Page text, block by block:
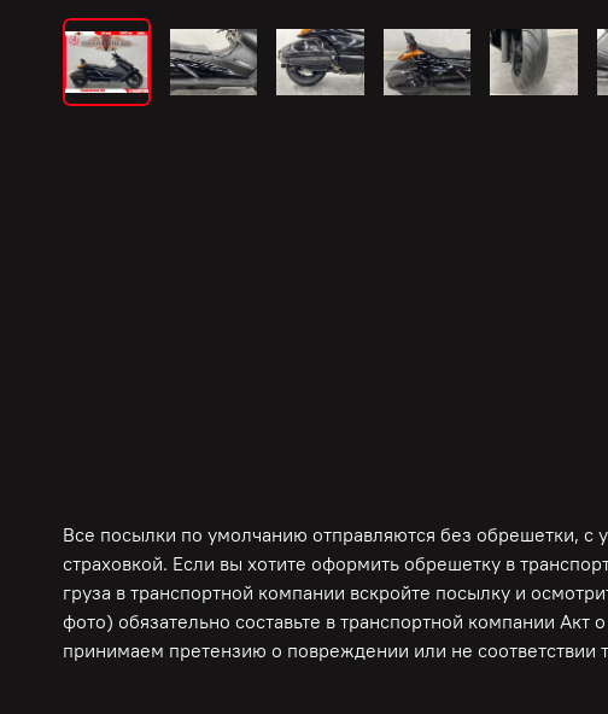
Все посылки по умолчанию отправляются без обрешетки, с
страховкой. Если вы хотите оформить обрешетку в
груза в транспортной компании вскройте посылку и
фото) обязательно составьте в транспортной компании
принимаем претензию о повреждении или не соответствии